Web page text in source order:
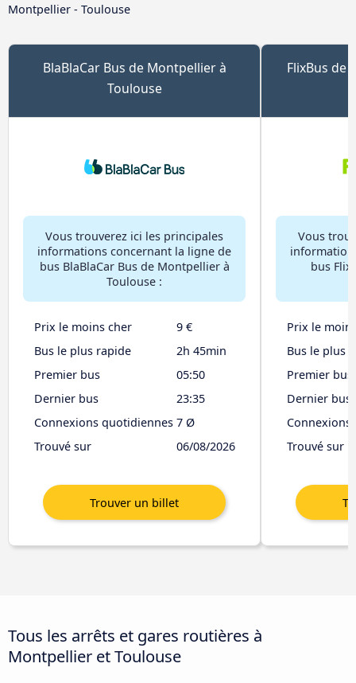
Montpellier - Toulouse
BlaBlaCar Bus de Montpellier à
Toulouse
Vous trouverez ici les principales
informations concernant la ligne de
bus BlaBlaCar Bus de Montpellier à
Toulouse :
Prix le moins cher
9 €
Bus le plus rapide
2h 45min
Premier bus
05:50
Dernier bus
23:35
Connexions quotidiennes 7 Ø
Trouvé sur
06/08/2026
FlixBus de
Vous
bus
Prix le
Bus le plus
Premier bus
Dernier bus
Trouvé sur
Tous les arrêts et gares routières à
Montpellier et Toulouse